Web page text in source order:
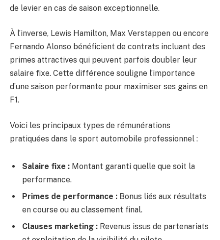
de levier en cas de saison exceptionnelle.
À l’inverse, Lewis Hamilton, Max Verstappen ou encore
Fernando Alonso bénéficient de contrats incluant des
primes attractives qui peuvent parfois doubler leur
salaire fixe. Cette différence souligne l’importance
d’une saison performante pour maximiser ses gains en
F1.
Voici les principaux types de rémunérations
pratiquées dans le sport automobile professionnel :
Salaire fixe : Montant garanti quelle que soit la
performance.
Primes de performance : Bonus liés aux résultats
en course ou au classement final.
Clauses marketing : Revenus issus de partenariats